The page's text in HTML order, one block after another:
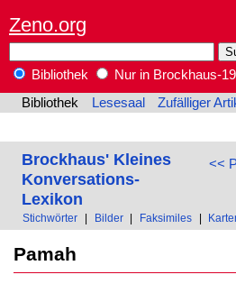
Zeno.org
Bibliothek
Nur in Brockhaus-
Bibliothek
Lesesaal Zufälliger
<<
Brockhaus' Kleines
Konversations-
Lexikon
Stichwörter Bilder Faksimiles
Pamah